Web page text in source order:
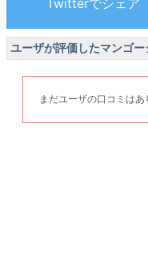
ユーザが評価したマンゴ
まだユーザの口コミはあ